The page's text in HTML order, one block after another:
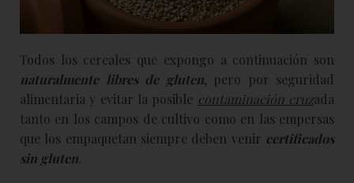
Todos los cereales que expongo a continuación son
naturalmente libres de gluten, pero por seguridad
alimentaria y evitar la posible contaminación cruzada
tanto en los campos de cultivo como en las empersas
que los empaquetan siempre deben venir certificados
sin gluten.